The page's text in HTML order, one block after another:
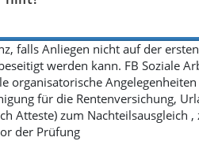
falls Anliegen nicht auf der
werden kann. FB Soziale
organisatorische
für die Rentenversichung,
Atteste) zum Nachteilsausgleich
der Prüfung